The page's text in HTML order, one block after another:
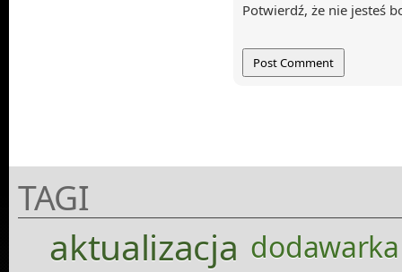
Potwierdź, że nie jesteś
TAGI
aktualizacja dodawarka